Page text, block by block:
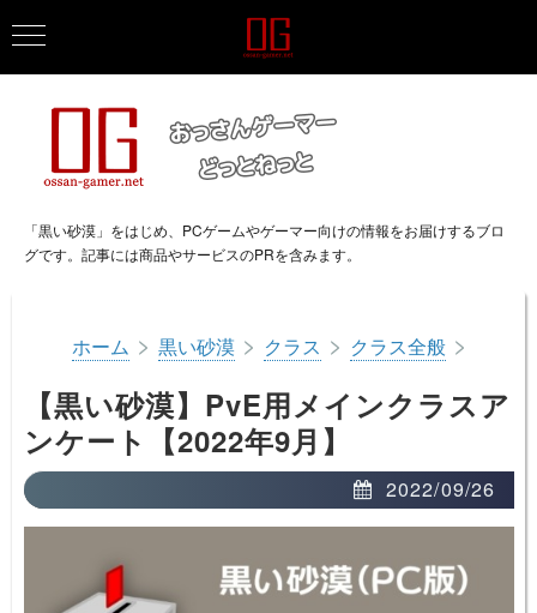
「黒い砂漠」をはじめ、PCゲームやゲーマー向けの情報をお届けするブロ
グです。記事には商品やサービスのPRを含みます。
ホーム > 黒い砂漠 > クラス > クラス全般 >
【黒い砂漠】PvE用メインクラスア
ンケート【2022年9月】
2022/09/26